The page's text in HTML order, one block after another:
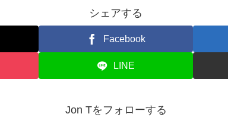
シェアする
Facebook
LINE
Jon Tをフォローする